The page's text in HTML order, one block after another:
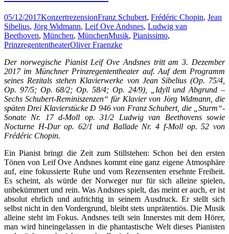
05/12/2017KonzertrezensionFranz Schubert, Frédéric Chopin, Jean
Sibelius, Jörg Widmann, Leif Ove Andsnes, Ludwig van
Beethoven, München, MünchenMusik, Pianissimo,
PrinzregententheaterOliver Fraenzke
Der norwegische Pianist Leif Ove Andsnes tritt am 3. Dezember
2017 im Münchner Prinzregententheater auf. Auf dem Programm
seines Rezitals stehen Klavierwerke von Jean Sibelius (Op. 75/4,
Op. 97/5; Op. 68/2; Op. 58/4; Op. 24/9), „Idyll und Abgrund –
Sechs Schubert-Reminiszenzen“ für Klavier von Jörg Widmann, die
späten Drei Klavierstücke D 946 von Franz Schubert, die „Sturm“-
Sonate Nr. 17 d-Moll op. 31/2 Ludwig van Beethovens sowie
Nocturne H-Dur op. 62/1 und Ballade Nr. 4 f-Moll op. 52 von
Frédéric Chopin.
Ein Pianist bringt die Zeit zum Stillstehen: Schon bei den ersten
Tönen von Leif Ove Andsnes kommt eine ganz eigene Atmosphäre
auf, eine fokussierte Ruhe und vom Rezensenten ersehnte Freiheit.
Es scheint, als würde der Norweger nur für sich alleine spielen,
unbekümmert und rein. Was Andsnes spielt, das meint er auch, er ist
absolut ehrlich und aufrichtig in seinem Ausdruck. Er stellt sich
selbst nicht in den Vordergrund, bleibt stets unprätentiös. Die Musik
alleine steht im Fokus. Andsnes teilt sein Innerstes mit dem Hörer,
man wird hineingelassen in die phantastische Welt dieses Pianisten